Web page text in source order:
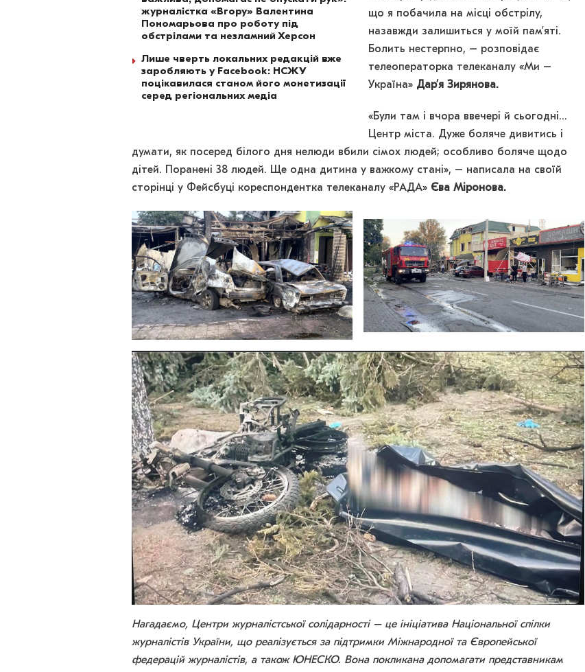
журналістка «Вгору» Валентина
Пономарьова про роботу під
обстрілами та незламний Херсон
Лише чверть локальних редакцій вже
заробляють у Facebook: НСЖУ
поцікавилася станом його монетизації
серед регіональних медіа
що я побачила на місці обстрілу,
назавжди залишиться у моїй памʼяті.
Болить нестерпно, – розповідає
телеоператорка телеканалу «Ми –
Україна» Дарʼя Зирянова.
«Були там і вчора ввечері й сьогодні…
Центр міста. Дуже боляче дивитись і
думати, як посеред білого дня нелюди вбили сімох людей; особливо боляче щодо
дітей. Поранені 38 людей. Ще одна дитина у важкому стані», – написала на своїй
сторінці у Фейсбуці кореспондентка телеканалу «РАДА» Єва Міронова.
Нагадаємо, Центри журналістської солідарності – це ініціатива Національної спілки
журналістів України, що реалізується за підтримки Міжнародної та Європейської
федерацій журналістів, а також ЮНЕСКО. Вона покликана допомагати представникам